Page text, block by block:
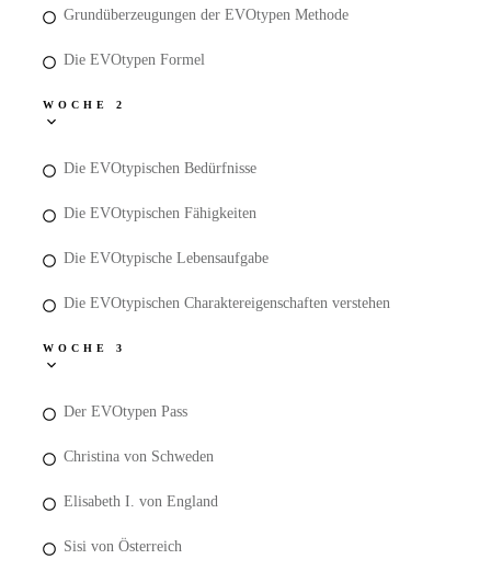
Grundüberzeugungen der EVOtypen Methode
Die EVOtypen Formel
WOCHE 2
Die EVOtypischen Bedürfnisse
Die EVOtypischen Fähigkeiten
Die EVOtypische Lebensaufgabe
Die EVOtypischen Charaktereigenschaften verstehen
WOCHE 3
Der EVOtypen Pass
Christina von Schweden
Elisabeth I. von England
Sisi von Österreich